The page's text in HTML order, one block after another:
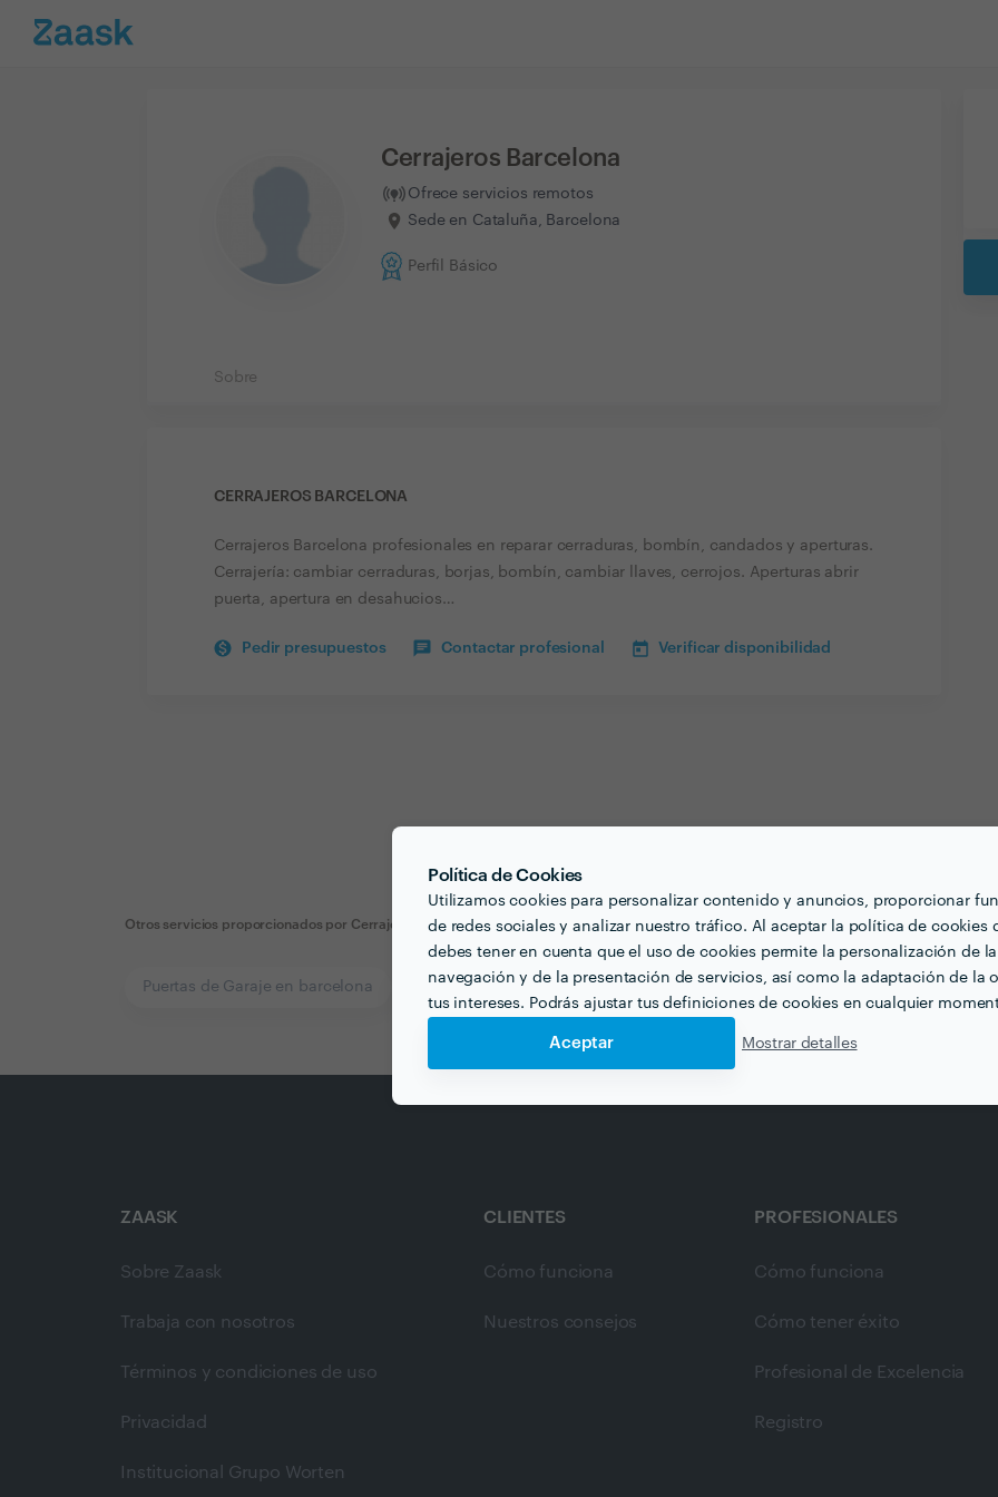
Política de Cookies
Utilizamos cookies para personalizar contenido y anuncios, proporcionar
de redes sociales y analizar nuestro tráfico. Al aceptar la política de cookies
debes tener en cuenta que el uso de cookies permite la personalización de la
navegación y de la presentación de servicios, así como la adaptación de la
tus intereses. Podrás ajustar tus definiciones de cookies en cualquier
Aceptar Mostrar detalles
Cerrajeros Barcelona
Ofrece servicios remotos
Sede en Cataluña, Barcelona
Perfil Básico
Sobre
CERRAJEROS BARCELONA
Cerrajeros Barcelona profesionales en reparar cerraduras, bombín, candados y aperturas.
Cerrajería: cambiar cerraduras, borjas, bombín, cambiar llaves, cerrojos. Aperturas abrir
puerta, apertura en desahucios…
Pedir presupuestos Contactar profesional Verificar disponibilidad
Otros servicios proporcionados por Cerrajeros Barcelona
Puertas de Garaje en barcelona Cerrajeros en barcelona
ZAASK
Sobre Zaask
Trabaja con nosotros
Términos y condiciones de uso
Privacidad
Institucional Grupo Worten
CLIENTES
Cómo funciona
Nuestros consejos
PROFESIONALES
Cómo funciona
Cómo tener éxito
Profesional de Excelencia
Registro